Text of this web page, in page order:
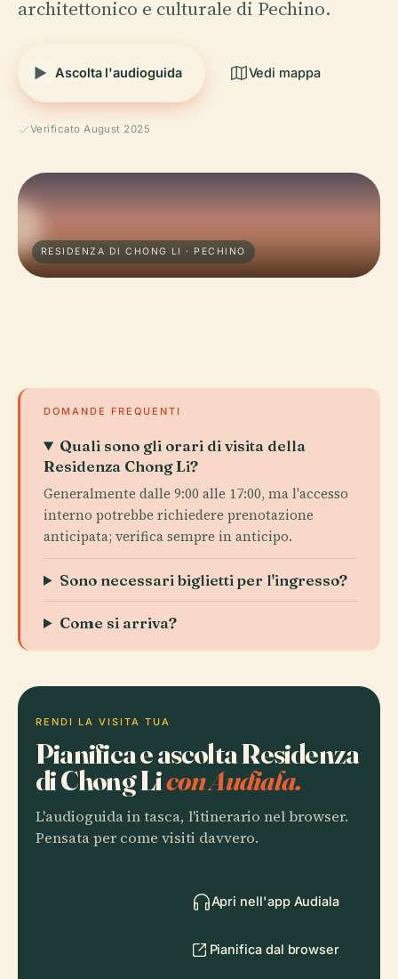
architettonico e culturale di Pechino.
Ascolta l'audioguida Vedi mappa
Verificato August 2025
RESIDENZA DI CHONG LI · PECHINO
DOMANDE FREQUENTI
Quali sono gli orari di visita della
Residenza Chong Li?
Generalmente dalle 9:00 alle 17:00, ma l'accesso
interno potrebbe richiedere prenotazione
anticipata; verifica sempre in anticipo.
Sono necessari biglietti per l'ingresso?
Come si arriva?
RENDI LA VISITA TUA
Pianifica e ascolta Residenza
di Chong Licon Audiala.
L'audioguida in tasca, l'itinerario nel browser.
Pensata per come visiti davvero.
Apri nell'app Audiala
Pianifica dal browser